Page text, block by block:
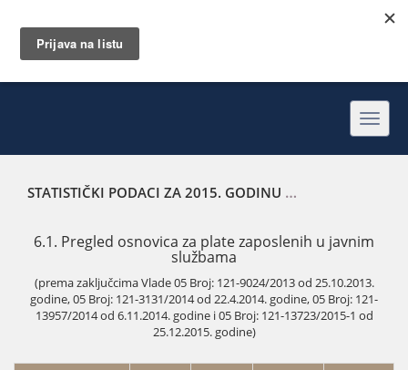
STATISTIČKI PODACI ZA 2015. GODINU
6.1. Pregled osnovica za plate zaposlenih u javnim
službama
(prema zaključcima Vlade 05 Broj: 121-9024/2013 od 25.10.2013.
godine, 05 Broj: 121-3131/2014 od 22.4.2014. godine, 05 Broj: 121-
13957/2014 od 6.11.2014. godine i 05 Broj: 121-13723/2015-1 od
25.12.2015. godine)